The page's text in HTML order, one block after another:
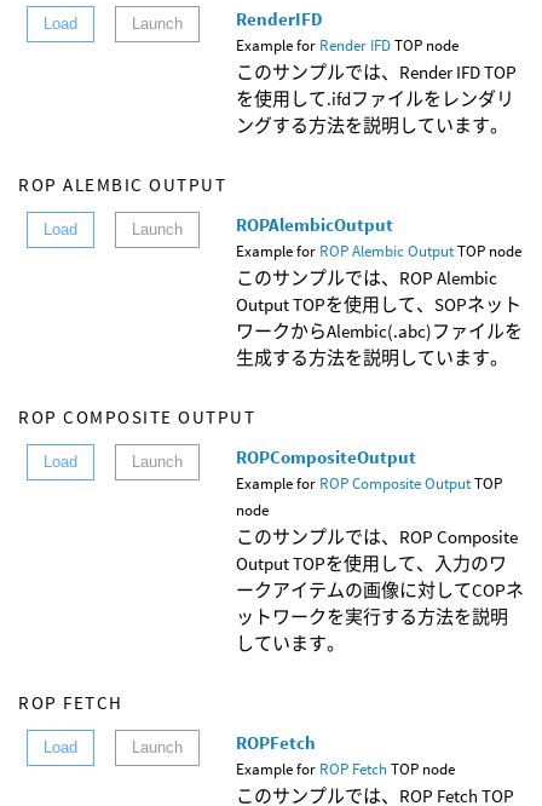
Load Launch RenderIFD
Example for Render IFDTOP node
このサンプルでは、Render IFD TOP
を使用して.ifdファイルをレンダリ
ングする方法を説明しています。
ROP ALEMBIC OUTPUT
Load Launch ROPAlembicOutput
Example for ROP Alembic OutputTOP node
このサンプルでは、ROP Alembic
Output TOPを使用して、SOPネット
ワークからAlembic(.abc)ファイルを
生成する方法を説明しています。
ROP COMPOSITE OUTPUT
Load Launch ROPCompositeOutput
Example for ROP Composite OutputTOP
node
このサンプルでは、ROP Composite
Output TOPを使用して、入力のワ
ークアイテムの画像に対してCOPネ
ットワークを実行する方法を説明
しています。
ROP FETCH
Load Launch ROPFetch
Example for ROP FetchTOP node
このサンプルでは、ROP Fetch TOP